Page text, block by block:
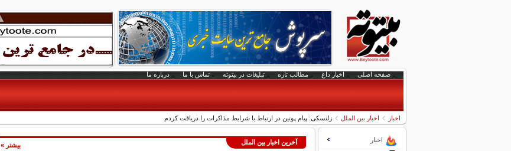
صفحه اصلی اخبار داغ مطالب تازه تبلیغات در بیتوته تماس با ما درباره ما
اخبار اخبار بین الملل زلنسکی: پیام پوتین در ارتباط با شرایط مذاکرات را دریافت کردم
آخرین اخبار بین الملل بیشتر »
اخبار